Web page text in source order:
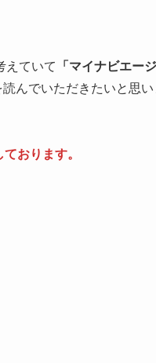
えていて 「マイナビエー
んでいただきたいと思い
おります。